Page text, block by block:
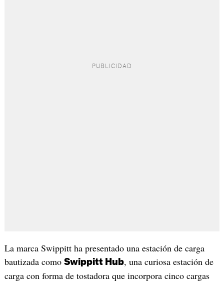
La marca Swippitt ha presentado una estación de carga
bautizada como Swippitt Hub, una curiosa estación de
carga con forma de tostadora que incorpora cinco cargas